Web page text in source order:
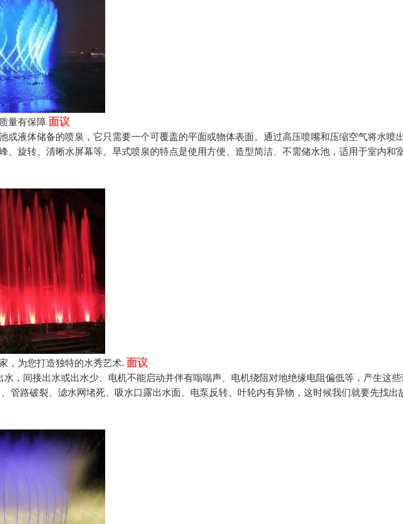
量有保障面议
或液体储备的喷泉，它只需要一个可覆盖的平面或物体表面。通过高压喷嘴和压缩空气将水喷
、旋转、清晰水屏幕等。旱式喷泉的特点是使用方便、造型简洁、不需储水池，适用于室内和
，为您打造独特的水秀艺术. 面议
，间接出水或出水少、电机不能启动并伴有嗡嗡声、电机绕阻对地绝缘电阻偏低等，产生这
管路破裂、滤水网堵死、吸水口露出水面、电泵反转、叶轮内有异物，这时候我们就要先找出